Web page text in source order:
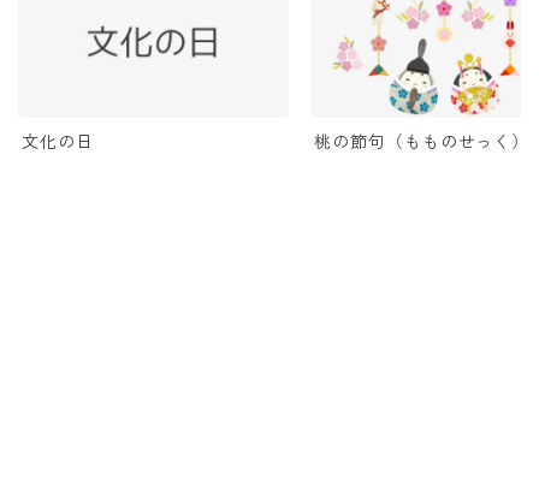
文化の日 桃の節句（もものせっく）